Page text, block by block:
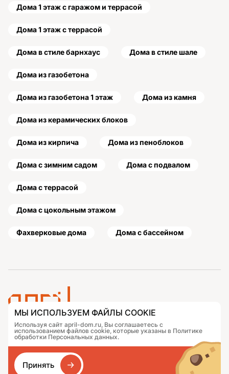
Дома 1 этаж с гаражом и террасой
Дома 1 этаж с террасой
Дома в стиле барнхаус Дома в стиле шале
Дома из газобетона
Дома из газобетона 1 этаж Дома из камня
Дома из керамических блоков
Дома из кирпича Дома из пеноблоков
Дома с зимним садом Дома с подвалом
Дома с террасой
Дома с цокольным этажом
Фахверковые дома Дома с бассейном
Проекты
Подобрать дом
Портфолио
О компании
Сравнение
Контакты
Журнал
Как заказать
МЫ ИСПОЛЬЗУЕМ ФАЙЛЫ COOKIE
Используя сайт april-dom.ru, Вы соглашаетесь с
использованием файлов cookie, которые указаны в Политике
обработки Персональных данных.
Принять